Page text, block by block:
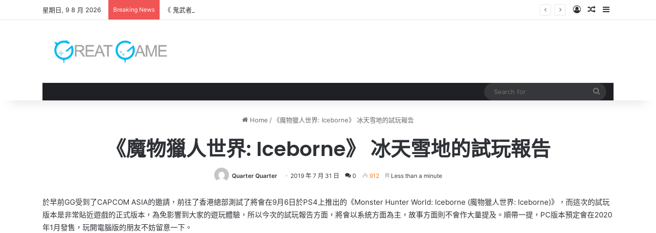
星期日, 9 8 月 2026 Breaking News 《 鬼武者 劍之道 》 實機試玩報告 源義經將是事件的起源！？ Log InRandom Article
Sidebar
Home / 《魔物獵人世界: Iceborne》 冰天雪地的試玩報告
《魔物獵人世界: Iceborne》 冰天雪地的試玩報告
Quarter Quarter 2019 年 7 月 31 日 0 912 Less than a minute
於早前GG受到了CAPCOM ASIA的邀請，前往了香港總部測試了將會在9月6日於PS4上推出的《Monster Hunter World: Iceborne (魔物獵人世界: Iceborne)》，而這次的試玩
版本是非常貼近遊戲的正式版本，為免影響到大家的遊玩體驗，所以今次的試玩報告方面，將會以系統方面為主，故事方面則不會作大量提及。順帶一提，PC版本預定會在2020
年1月發售，玩開電腦版的朋友不妨留意一下。